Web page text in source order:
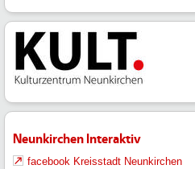
Neunkirchen Interaktiv
facebook Kreisstadt Neunkirchen